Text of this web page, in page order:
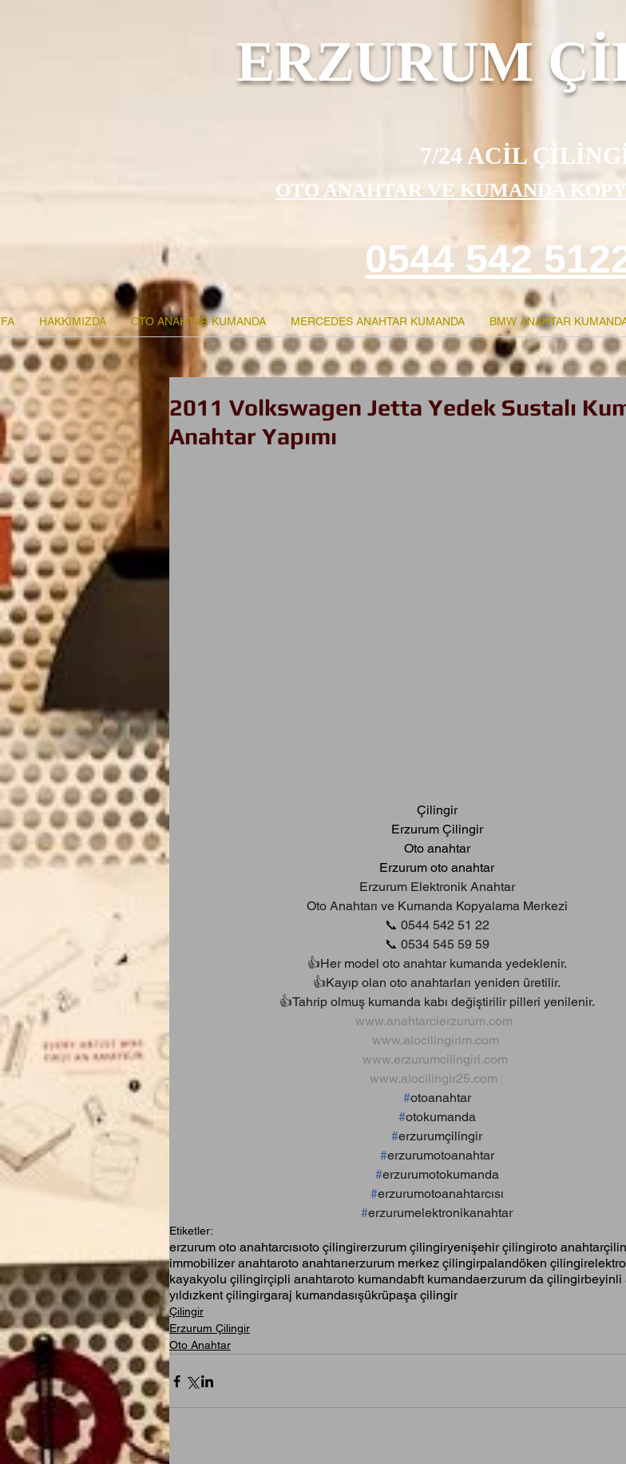
ERZURUM
7/24 ACİL
OTO ANAHTAR VE KUMANDA
0544 542
HAKKIMIZDA OTO ANAHTAR KUMANDA MERCEDES ANAHTAR KUMANDA BMW ANAHTAR
2011 Volkswagen Jetta Yedek Sustalı
Anahtar Yapımı
Çilingir
Erzurum Çilingir
Oto anahtar
Erzurum oto anahtar
Erzurum Elektronik Anahtar
Oto Anahtarı ve Kumanda Kopyalama Merkezi
📞 0544 542 51 22
📞 0534 545 59 59
👍Her model oto anahtar kumanda yedeklenir.
👍Kayıp olan oto anahtarları yeniden üretilir.
👍Tahrip olmuş kumanda kabı değiştirilir pilleri yenilenir.
www.anahtarcierzurum.com
www.alocilingirim.com
www.erzurumcilingiri.com
www.alocilingir25.com
#otoanahtar
#otokumanda
#erzurumçilingir
#erzurumotoanahtar
#erzurumotokumanda
#erzurumotoanahtarcısı
#erzurumelektronikanahtar
Etiketler:
erzurum oto anahtarcısıoto çilingirerzurum çilingiryenişehir çilingiroto anahtar
immobilizer anahtaroto anahtarıerzurum merkez çilingirpalandöken çilingir
kayakyolu çilingirçipli anahtaroto kumandabft kumandaerzurum da çilingirbeyinli
yıldızkent çilingirgaraj kumandasışükrüpaşa çilingir
Çilingir
Erzurum Çilingir
Oto Anahtar